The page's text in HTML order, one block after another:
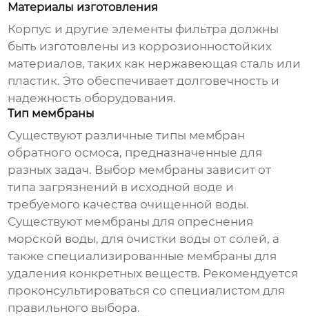
Материалы изготовления
Корпус и другие элементы фильтра должны
быть изготовлены из коррозионностойких
материалов, таких как нержавеющая сталь или
пластик. Это обеспечивает долговечность и
надежность оборудования.
Тип мембраны
Существуют различные типы мембран
обратного осмоса, предназначенные для
разных задач. Выбор мембраны зависит от
типа загрязнений в исходной воде и
требуемого качества очищенной воды.
Существуют мембраны для опреснения
морской воды, для очистки воды от солей, а
также специализированные мембраны для
удаления конкретных веществ. Рекомендуется
проконсультироваться со специалистом для
правильного выбора.